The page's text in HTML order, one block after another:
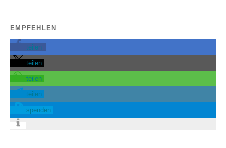
EMPFEHLEN
teilen
teilen
teilen
teilen
spenden